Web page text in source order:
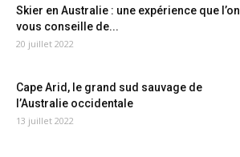
Skier en Australie : une expérience que l’on
vous conseille de...
20 juillet 2022
Cape Arid, le grand sud sauvage de
l’Australie occidentale
13 juillet 2022